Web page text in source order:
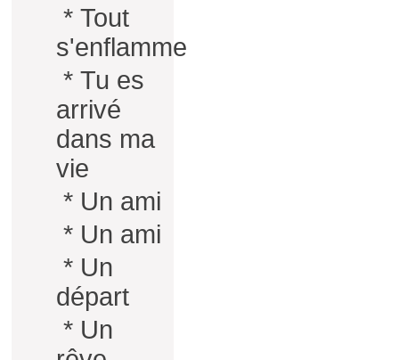
* Tout
s'enflamme
* Tu es
arrivé
dans ma
vie
* Un ami
* Un ami
* Un
départ
* Un